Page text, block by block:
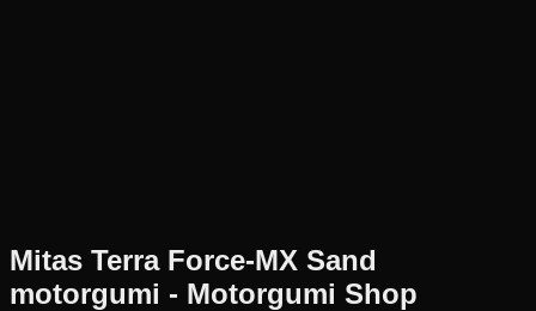
Mitas Terra Force-MX Sand
motorgumi - Motorgumi Shop